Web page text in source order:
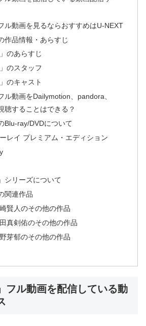
ル動画を見るならおすすめはU-NEXT
作品情報・あらすじ
のあらすじ
のスタッフ
のキャスト
ル動画をDailymotion、pandora、
聴することはできる？
Blu-ray/DVDについて
レイ プレミアム・エディション
シリーズについて
関連作品
賢人のその他の作品
真剣佑のその他の作品
芽郁のその他の作品
フル動画を配信している動